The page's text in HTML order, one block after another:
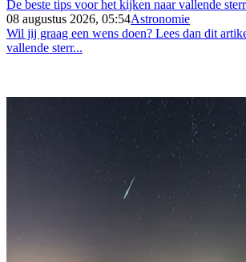
De beste tips voor het kijken naar vallende
08 augustus 2026, 05:54Astronomie
Wil jij graag een wens doen? Lees dan dit
vallende sterr...